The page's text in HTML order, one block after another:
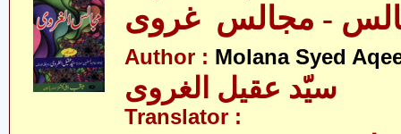
- مجالس غروی
Author : Molana Syed
سیّد عقیل الغروی
Translator :